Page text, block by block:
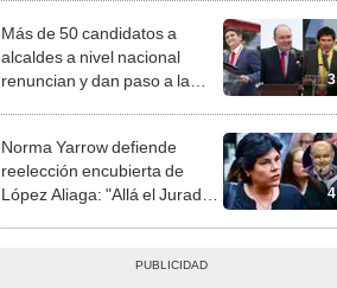
3
Más de 50 candidatos a
alcaldes a nivel nacional
renuncian y dan paso a la
4
Norma Yarrow defiende
reelección encubierta de
López Aliaga: "Allá el Jurado